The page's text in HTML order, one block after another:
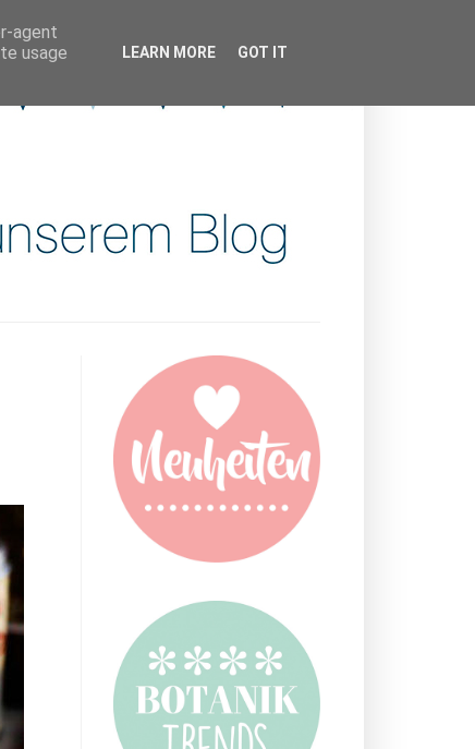
agent
usage
LEARN MORE GOT IT